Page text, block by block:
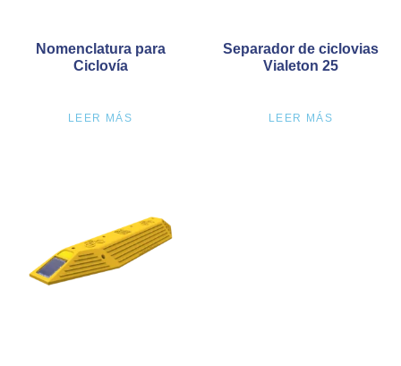
Nomenclatura para
Ciclovía
LEER MÁS
Separador de ciclovias
Vialeton 25
LEER MÁS